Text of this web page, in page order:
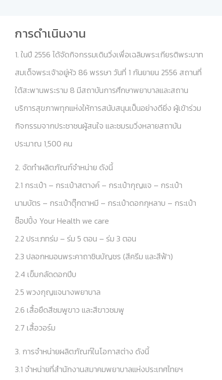
การดำเนินงาน
1. ในปี 2556 ได้จัดกิจกรรมเดินวิ่งเพื่อเฉลิมพระเกียรติพระบาท
สมเด็จพระเจ้าอยู่หัว 86 พรรษา วันที่ 1 กันยายน 2556 สถานที่
ใต้สะพานพระราม 8 มีสถาบันการศึกษาพยาบาลและสถาน
บริการสุขภาพทุกแห่งให้การสนับสนุนเป็นอย่างดียิ่ง ผู้เข้าร่วม
กิจกรรมจากประชาชนผู้สนใจ และชมรมวิ่งหลายสถาบัน
ประมาณ 1,500 คน
2. จัดทำผลิตภัณฑ์จำหน่าย ดังนี้
2.1 กระเป๋า – กระเป๋าสตางค์ – กระเป๋ากุญแจ – กระเป๋า
นามบัตร – กระเป๋าตุ๊กตาหมี – กระเป๋าดอกกุหลาบ – กระเป๋า
ช๊อปปิ้ง Your Health we care
2.2 ประเภทร่ม – ร่ม 5 ตอน – ร่ม 3 ตอน
2.3 ปลอกหมอนพระคาถาชินบัญชร (สีครีม และสีฟ้า)
2.4 เข็มกลัดดอกปีบ
2.5 พวงกุญแจนางพยาบาล
2.6 เสื้อยืดสีชมพูขาว และสีขาวชมพู
2.7 เสื้อวอร์ม
3. การจำหน่ายผลิตภัณฑ์ในโอกาสต่าง ดังนี้
3.1 จำหน่ายที่สำนักงานสมาคมพยาบาลแห่งประเทศไทยฯ